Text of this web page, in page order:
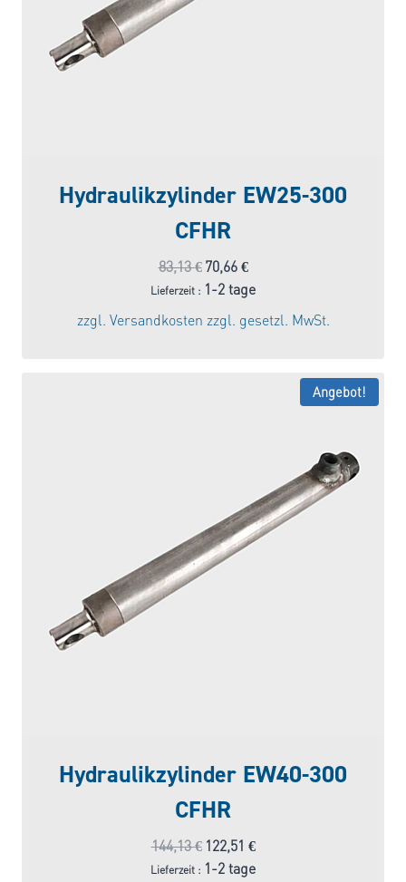
Hydraulikzylinder EW25-300
CFHR
83,13€ Ursprünglicher
Preis
war:
83,13 €
70,66 €Aktueller
Preis
Lieferzeit : 1-2 tage
zzgl. Versandkosten zzgl. gesetzl. MwSt.
Angebot!
Hydraulikzylinder EW40-300
CFHR
144,13€ Ursprünglicher
Preis
122,51 €Aktueller
Preis
Lieferzeit : 1-2 tage